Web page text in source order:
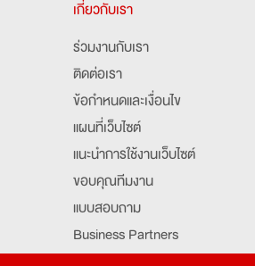
เกี่ยวกับเรา
ร่วมงานกับเรา
ติดต่อเรา
ข้อกำหนดและเงื่อนไข
แผนที่เว็บไซต์
แนะนำการใช้งานเว็บไซต์
ขอบคุณทีมงาน
แบบสอบถาม
Business Partners